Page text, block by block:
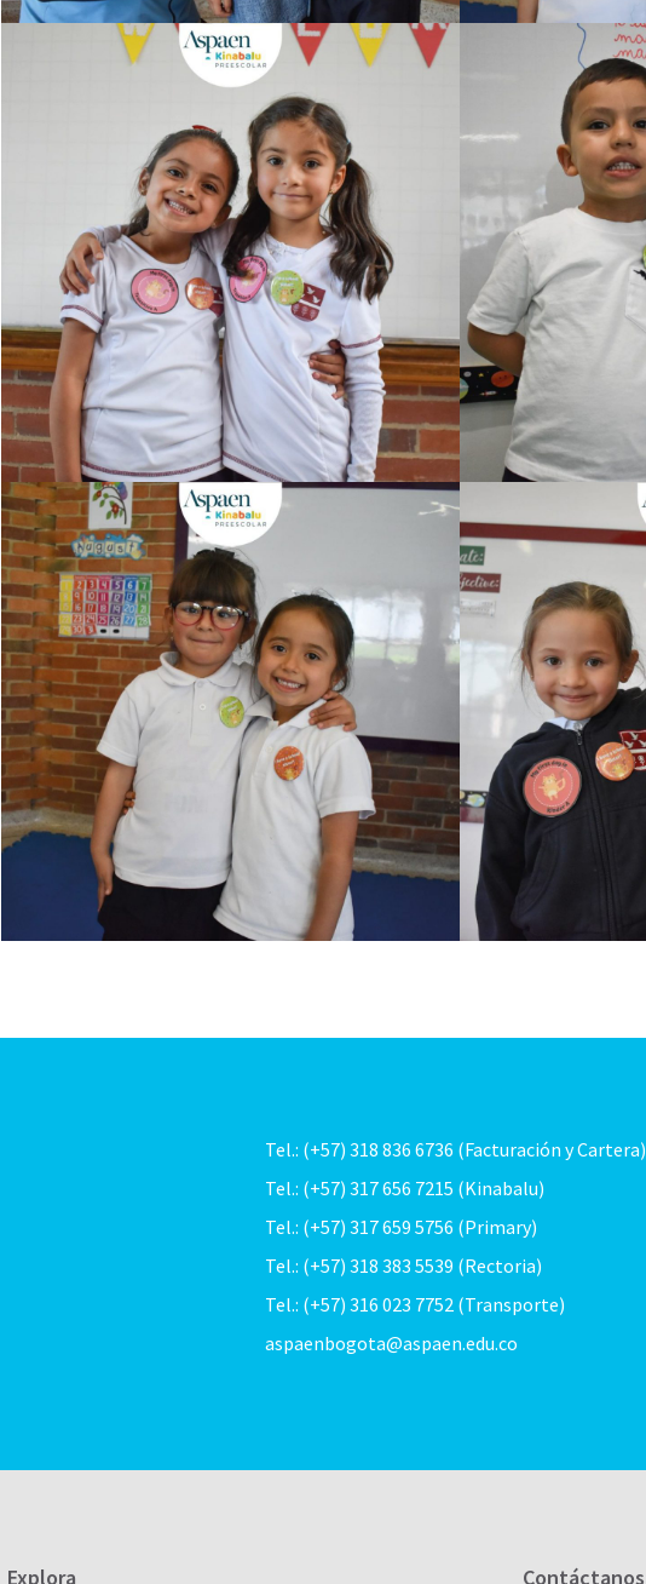
Tel.: (+57) 318 836 6736 (Facturación y Cartera)
Tel.: (+57) 317 656 7215 (Kinabalu)
Tel.: (+57) 317 659 5756 (Primary)
Tel.: (+57) 318 383 5539 (Rectoria)
Tel.: (+57) 316 023 7752 (Transporte)
aspaenbogota@aspaen.edu.co
Explora Contáctanos